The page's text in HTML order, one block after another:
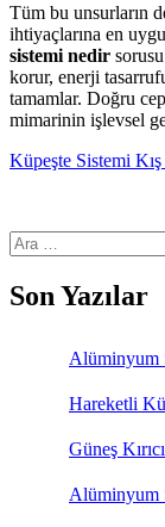
Tüm bu unsurların
ihtiyaçlarına en
sistemi nedir
korur, enerji
tamamlar. Doğru
mimarinin işlevsel
Küpeşte Sistemi
Arama:
Son Yazılar
Alüminyum
Hareketli
Güneş
Alüminyum